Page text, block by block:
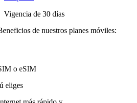
Vigencia de 30 días
de nuestros planes móviles:
o eSIM
eliges